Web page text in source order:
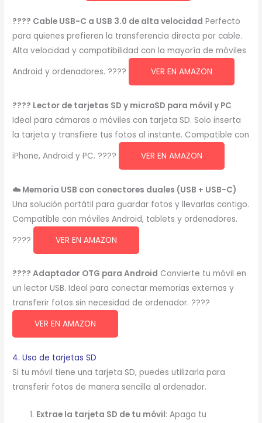
???? Cable USB-C a USB 3.0 de alta velocidad Perfecto
para quienes prefieren la transferencia directa por cable.
Alta velocidad y compatibilidad con la mayoría de móviles
Android y ordenadores. ????
VER EN AMAZON
???? Lector de tarjetas SD y microSD para móvil y PC
Ideal para cámaras o móviles con tarjeta SD. Solo inserta
la tarjeta y transfiere tus fotos al instante. Compatible con
iPhone, Android y PC. ????
VER EN AMAZON
☁️ Memoria USB con conectores duales (USB + USB-C)
Una solución portátil para guardar fotos y llevarlas contigo.
Compatible con móviles Android, tablets y ordenadores.
????
VER EN AMAZON
???? Adaptador OTG para Android Convierte tu móvil en
un lector USB. Ideal para conectar memorias externas y
transferir fotos sin necesidad de ordenador. ????
VER EN AMAZON
4. Uso de tarjetas SD
Si tu móvil tiene una tarjeta SD, puedes utilizarla para
transferir fotos de manera sencilla al ordenador.
Extrae la tarjeta SD de tu móvil: Apaga tu